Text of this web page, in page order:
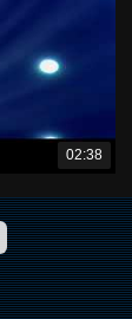
02:38